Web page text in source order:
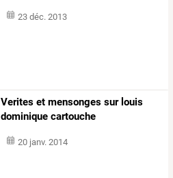
23 déc. 2013
Verites et mensonges sur louis
dominique cartouche
20 janv. 2014